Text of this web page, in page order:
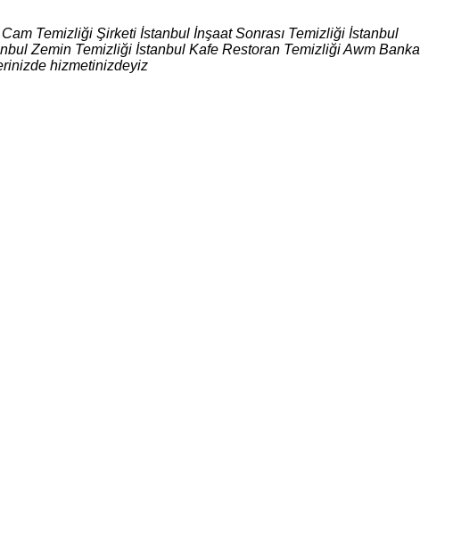
Temizliği Şirketi İstanbul İnşaat Sonrası Temizliği İstanbul
Zemin Temizliği İstanbul Kafe Restoran Temizliği Awm Banka
hizmetinizdeyiz